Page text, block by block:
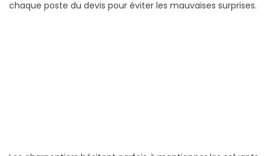
chaque poste du devis pour éviter les mauvaises surprises.